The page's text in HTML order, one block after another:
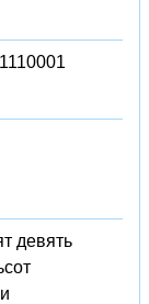
девять